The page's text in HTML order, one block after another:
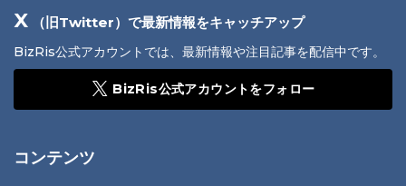
X （旧Twitter）で最新情報をキャッチアップ
BizRis公式アカウントでは、最新情報や注目記事を配信中です。
BizRis公式アカウントをフォロー
コンテンツ